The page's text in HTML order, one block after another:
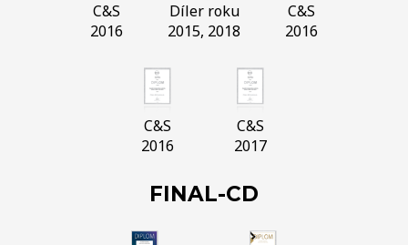
C&S
2016
Díler roku
2015, 2018
C&S
2016
C&S
2016
C&S
2017
FINAL-CD